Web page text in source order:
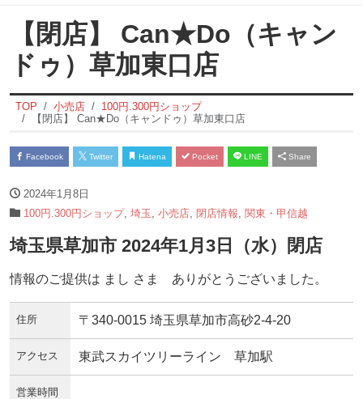
【閉店】 Can★Do（キャン
ドゥ）草加東口店
TOP 小売店
100円.300円ショップ
【閉店】 Can★Do（キャンドゥ）草加東口店
Facebook Twitter Hatena Pocket LINE Share
2024年1月8日
100円.300円ショップ, 埼玉 小売店 閉店情報 関東・甲信越
埼玉県草加市 2024年1月3日（水）閉店
情報のご提供は まし さま ありがとうございました。
住所 〒340-0015 埼玉県草加市高砂2-4-20
アクセス 東武スカイツリーライン 草加駅
営業時間